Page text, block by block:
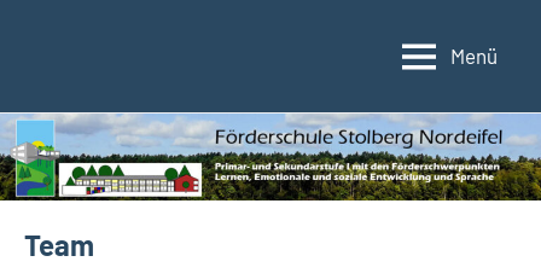
Stolberg/Nordeifel
Verbund
der
Kupferstadt
Menü
Team